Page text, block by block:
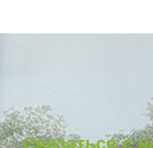
Связаться с